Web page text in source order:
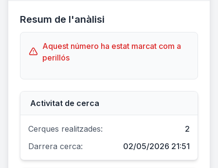
Resum de l'anàlisi
Aquest número ha estat marcat com a
perillós
Activitat de cerca
Cerques realitzades:
2
Darrera cerca:
02/05/2026 21:51